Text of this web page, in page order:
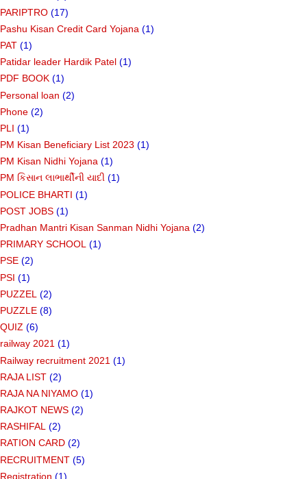
PARIPTRO (17)
Pashu Kisan Credit Card Yojana (1)
PAT (1)
Patidar leader Hardik Patel (1)
PDF BOOK (1)
Personal loan (2)
Phone (2)
PLI (1)
PM Kisan Beneficiary List 2023 (1)
PM Kisan Nidhi Yojana (1)
PM કિસાન લાભાર્થીની યાદી (1)
POLICE BHARTI (1)
POST JOBS (1)
Pradhan Mantri Kisan Sanman Nidhi Yojana (2)
PRIMARY SCHOOL (1)
PSE (2)
PSI (1)
PUZZEL (2)
PUZZLE (8)
QUIZ (6)
railway 2021 (1)
Railway recruitment 2021 (1)
RAJA LIST (2)
RAJA NA NIYAMO (1)
RAJKOT NEWS (2)
RASHIFAL (2)
RATION CARD (2)
RECRUITMENT (5)
Registration (1)